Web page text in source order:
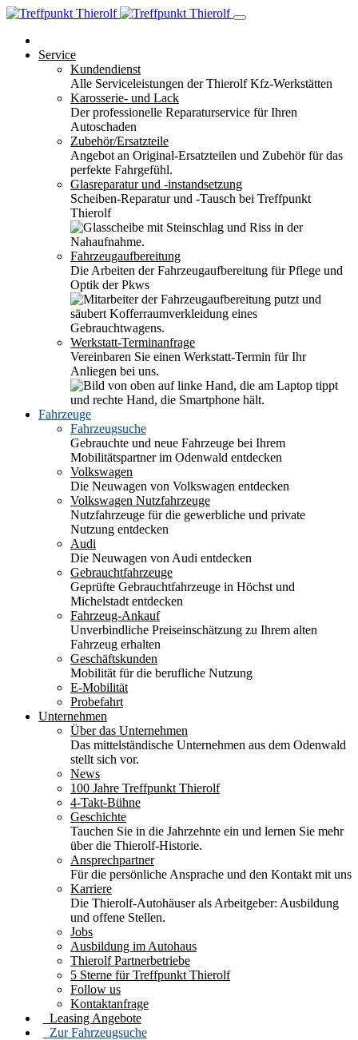
Service
Kundendienst
Alle Serviceleistungen der Thierolf Kfz-Werkstätten
Karosserie- und Lack
Der professionelle Reparaturservice für Ihren
Autoschaden
Zubehör/Ersatzteile
Angebot an Original-Ersatzteilen und Zubehör für das
perfekte Fahrgefühl.
Glasreparatur und -instandsetzung
Scheiben-Reparatur und -Tausch bei Treffpunkt
Thierolf
Fahrzeugaufbereitung
Die Arbeiten der Fahrzeugaufbereitung für Pflege und
Optik der Pkws
Werkstatt-Terminanfrage
Vereinbaren Sie einen Werkstatt-Termin für Ihr
Anliegen bei uns.
Fahrzeuge
Fahrzeugsuche
Gebrauchte und neue Fahrzeuge bei Ihrem
Mobilitätspartner im Odenwald entdecken
Volkswagen
Die Neuwagen von Volkswagen entdecken
Volkswagen Nutzfahrzeuge
Nutzfahrzeuge für die gewerbliche und private
Nutzung entdecken
Audi
Die Neuwagen von Audi entdecken
Gebrauchtfahrzeuge
Geprüfte Gebrauchtfahrzeuge in Höchst und
Michelstadt entdecken
Fahrzeug-Ankauf
Unverbindliche Preiseinschätzung zu Ihrem alten
Fahrzeug erhalten
Geschäftskunden
Mobilität für die berufliche Nutzung
E-Mobilität
Probefahrt
Unternehmen
Über das Unternehmen
Das mittelständische Unternehmen aus dem Odenwald
stellt sich vor.
News
100 Jahre Treffpunkt Thierolf
4-Takt-Bühne
Geschichte
Tauchen Sie in die Jahrzehnte ein und lernen Sie mehr
über die Thierolf-Historie.
Ansprechpartner
Für die persönliche Ansprache und den Kontakt mit uns
Karriere
Die Thierolf-Autohäuser als Arbeitgeber: Ausbildung
und offene Stellen.
Jobs
Ausbildung im Autohaus
Thierolf Partnerbetriebe
5 Sterne für Treffpunkt Thierolf
Follow us
Kontaktanfrage
Leasing Angebote
Zur Fahrzeugsuche